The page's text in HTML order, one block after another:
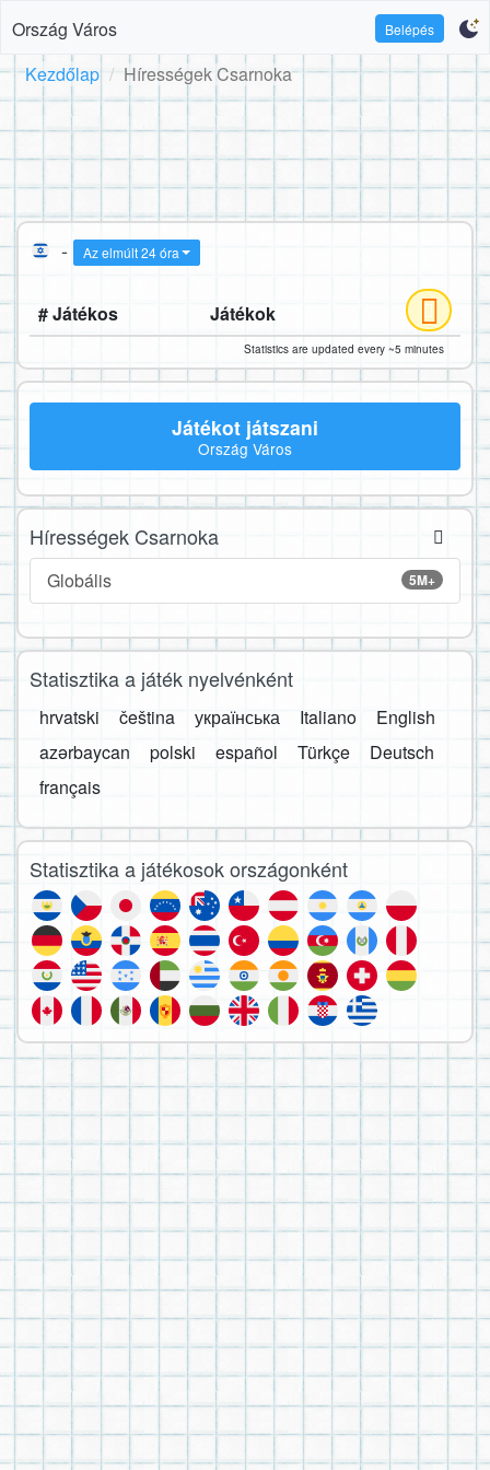
Ország Város Belépés
Kezdőlap Hírességek Csarnoka
- Az elmúlt 24 óra
# Játékos Játékok
Statistics are updated every ~5 minutes
Játékot játszani
Ország Város
Hírességek Csarnoka
5M+
Globális
Statisztika a játék nyelvénként
hrvatski čeština українська Italiano
English
azərbaycan
polski español Türkçe
Deutsch
français
Statisztika a játékosok országonként